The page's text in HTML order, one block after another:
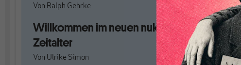
Von Ralph Gehrke
Willkommen im neuen nuklearen
Zeitalter
Von Ulrike Simon